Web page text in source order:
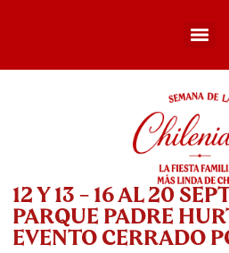
12 Y 13 - 16 AL 20
PARQUE PADRE
EVENTO CERRADO